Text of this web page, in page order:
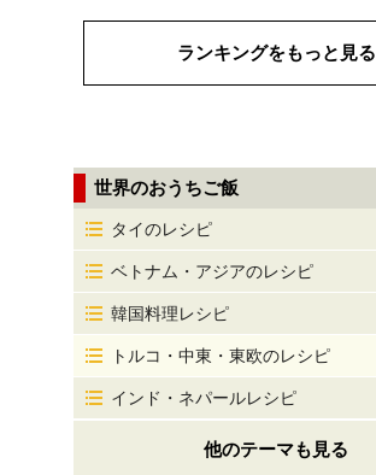
ランキングをもっと見る
世界のおうちご飯
タイのレシピ
ベトナム・アジアのレシピ
韓国料理レシピ
トルコ・中東・東欧のレシピ
インド・ネパールレシピ
他のテーマも見る